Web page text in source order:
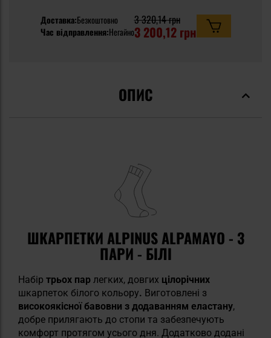
Доставка:Безкоштовно
Час відправлення:Негайно
3 320,14 грн
3 200,12 грн
ОПИС
ШКАРПЕТКИ ALPINUS ALPAMAYO - 3
ПАРИ - БІЛІ
Набір трьох пар легких, довгих цілорічних
шкарпеток білого кольору. Виготовлені з
високоякісної бавовни з додаванням еластану,
добре прилягають до стопи та забезпечують
комфорт протягом усього дня. Додатково додані